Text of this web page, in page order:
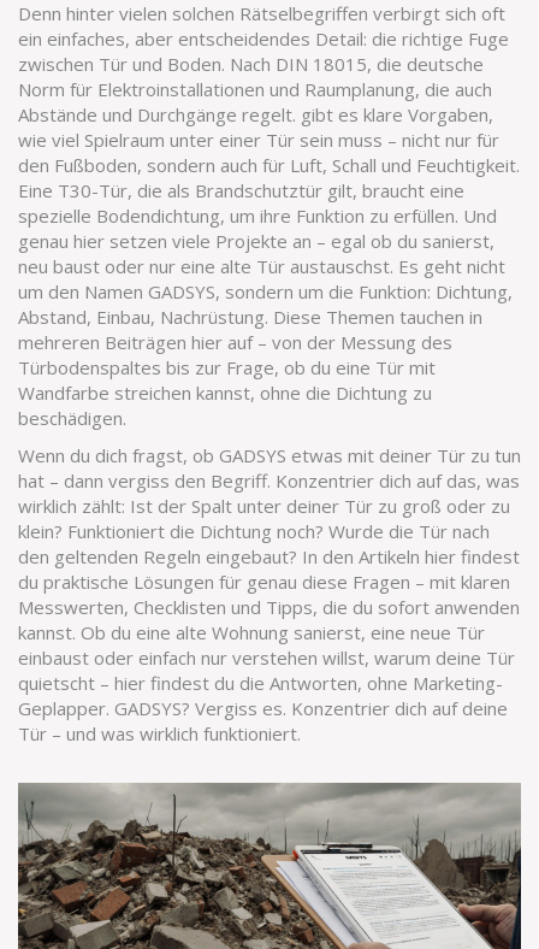
Denn hinter vielen solchen Rätselbegriffen verbirgt sich oft
ein einfaches, aber entscheidendes Detail: die richtige Fuge
zwischen Tür und Boden. Nach DIN 18015, die deutsche
Norm für Elektroinstallationen und Raumplanung, die auch
Abstände und Durchgänge regelt. gibt es klare Vorgaben,
wie viel Spielraum unter einer Tür sein muss – nicht nur für
den Fußboden, sondern auch für Luft, Schall und Feuchtigkeit.
Eine T30-Tür, die als Brandschutztür gilt, braucht eine
spezielle Bodendichtung, um ihre Funktion zu erfüllen. Und
genau hier setzen viele Projekte an – egal ob du sanierst,
neu baust oder nur eine alte Tür austauschst. Es geht nicht
um den Namen GADSYS, sondern um die Funktion: Dichtung,
Abstand, Einbau, Nachrüstung. Diese Themen tauchen in
mehreren Beiträgen hier auf – von der Messung des
Türbodenspaltes bis zur Frage, ob du eine Tür mit
Wandfarbe streichen kannst, ohne die Dichtung zu
beschädigen.
Wenn du dich fragst, ob GADSYS etwas mit deiner Tür zu tun
hat – dann vergiss den Begriff. Konzentrier dich auf das, was
wirklich zählt: Ist der Spalt unter deiner Tür zu groß oder zu
klein? Funktioniert die Dichtung noch? Wurde die Tür nach
den geltenden Regeln eingebaut? In den Artikeln hier findest
du praktische Lösungen für genau diese Fragen – mit klaren
Messwerten, Checklisten und Tipps, die du sofort anwenden
kannst. Ob du eine alte Wohnung sanierst, eine neue Tür
einbaust oder einfach nur verstehen willst, warum deine Tür
quietscht – hier findest du die Antworten, ohne Marketing-
Geplapper. GADSYS? Vergiss es. Konzentrier dich auf deine
Tür – und was wirklich funktioniert.